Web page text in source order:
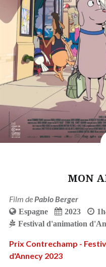
MON
Film dePablo Berger
Espagne 2023
Festival d'animation
Prix Contrechamp -
d'Annecy 2023